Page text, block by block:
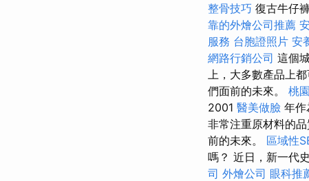
整骨技巧 復古牛仔
靠的外燴公司推薦
服務 台胞證照片 安
網路行銷公司 這個
上，大多數產品上
們面前的未來。 桃
2001 醫美做臉 年作
非常注重原材料的品
前的未來。 區域性
嗎？ 近日，新一代
司 外燴公司 眼科推